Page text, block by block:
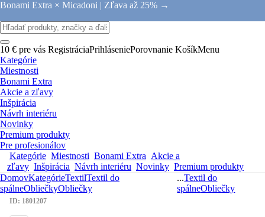
Bonami Extra × Micadoni | Zľava až 25% →
10 € pre vás RegistráciaPrihláseniePorovnanie KošíkMenu
Kategórie
Miestnosti
Bonami Extra
Akcie a zľavy
Inšpirácia
Návrh interiéru
Novinky
Premium produkty
Pre profesionálov
Kategórie Miestnosti Bonami Extra Akcie a
zľavy Inšpirácia Návrh interiéru Novinky Premium produkty
DomovKategórieTextilTextil do
spálneObliečkyObliečky
...Textil do
spálneObliečky
ID: 1801207